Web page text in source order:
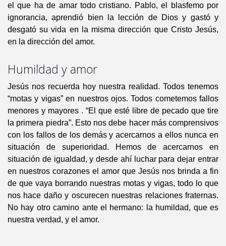
el que ha de amar todo cristiano. Pablo, el blasfemo por
ignorancia, aprendió bien la lección de Dios y gastó y
desgató su vida en la misma dirección que Cristo Jesús,
en la dirección del amor.
Humildad y amor
Jesús nos recuerda hoy nuestra realidad. Todos tenemos
“motas y vigas” en nuestros ojos. Todos cometemos fallos
menores y mayores . “El que esté libre de pecado que tire
la primera piedra”. Esto nos debe hacer más comprensivos
con los fallos de los demás y acercarnos a ellos nunca en
situación de superioridad. Hemos de acercarnos en
situación de igualdad, y desde ahí luchar para dejar entrar
en nuestros corazones el amor que Jesús nos brinda a fin
de que vaya borrando nuestras motas y vigas, todo lo que
nos hace daño y oscurecen nuestras relaciones fraternas.
No hay otro camino ante el hermano: la humildad, que es
nuestra verdad, y el amor.